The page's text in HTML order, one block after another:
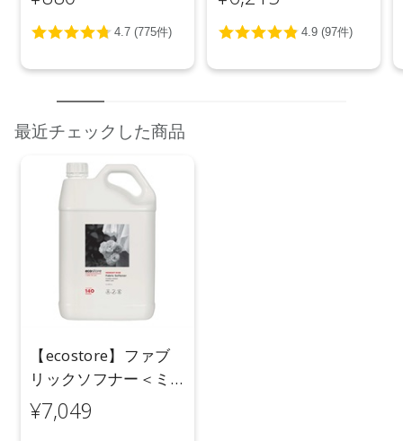
合がございます。
●パッケージのリニューアル等の理由により、成分・処方が記
載と異なる場合がございます。
●予告なくパッケージ仕様が変更になる場合がございます。
最近チェックした商品
【ecostore】ファブ
リックソフナー＜ミ
ッドナイトローズ＞
5L
¥7,049